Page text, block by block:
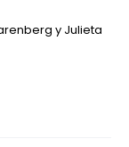
y Julieta